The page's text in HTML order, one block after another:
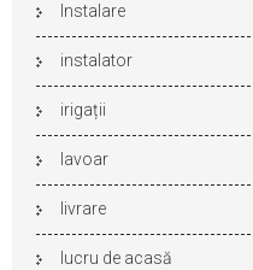
Instalare
instalator
irigații
lavoar
livrare
lucru de acasă